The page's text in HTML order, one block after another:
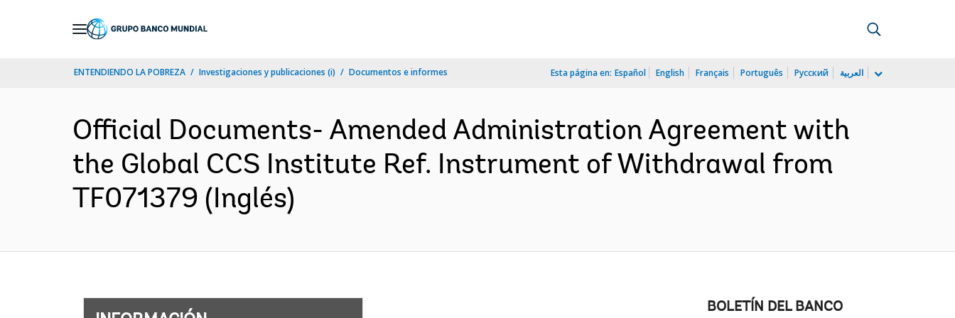
ENTENDIENDO LA POBREZA Investigaciones y publicaciones (i) Documentos e informes Esta página en: Español English Français Português Русский العربية
Official Documents- Amended Administration Agreement with
the Global CCS Institute Ref. Instrument of Withdrawal from
TF071379 (Inglés)
BOLETÍN DEL BANCO